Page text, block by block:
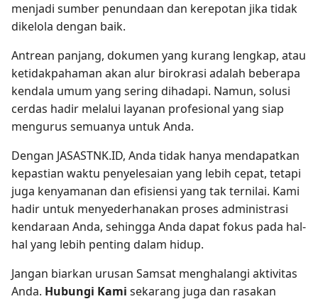
menjadi sumber penundaan dan kerepotan jika tidak
dikelola dengan baik.
Antrean panjang, dokumen yang kurang lengkap, atau
ketidakpahaman akan alur birokrasi adalah beberapa
kendala umum yang sering dihadapi. Namun, solusi
cerdas hadir melalui layanan profesional yang siap
mengurus semuanya untuk Anda.
Dengan JASASTNK.ID, Anda tidak hanya mendapatkan
kepastian waktu penyelesaian yang lebih cepat, tetapi
juga kenyamanan dan efisiensi yang tak ternilai. Kami
hadir untuk menyederhanakan proses administrasi
kendaraan Anda, sehingga Anda dapat fokus pada hal-
hal yang lebih penting dalam hidup.
Jangan biarkan urusan Samsat menghalangi aktivitas
Anda. Hubungi Kami sekarang juga dan rasakan